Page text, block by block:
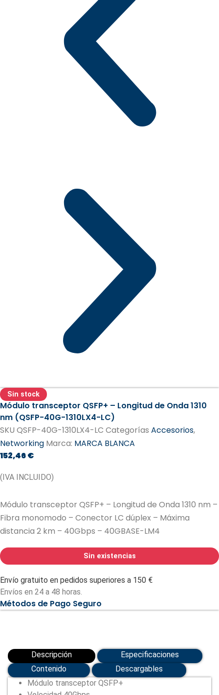
Sin stock
Módulo transceptor QSFP+ – Longitud de Onda 1310
nm (QSFP-40G-1310LX4-LC)
SKU QSFP-40G-1310LX4-LC Categorías Accesorios,
Networking Marca: MARCA BLANCA
152,46€
(IVA INCLUIDO)
Módulo transceptor QSFP+ – Longitud de Onda 1310 nm –
Fibra monomodo – Conector LC dúplex – Máxima
distancia 2 km – 40Gbps – 40GBASE-LM4
Sin existencias
Envío gratuito en pedidos superiores a 150 €
Envíos en 24 a 48 horas.
Métodos de Pago Seguro
Descripción
Especificaciones
Contenido
Descargables
Módulo transceptor QSFP+